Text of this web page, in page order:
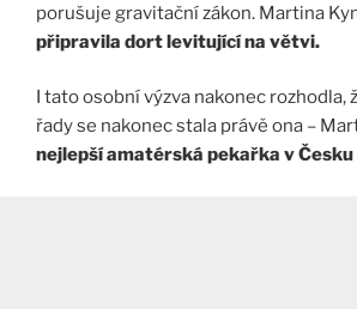
porušuje gravitační zákon. Martina
připravila dort levitující na větvi.
I tato osobní výzva nakonec rozhodla,
řady se nakonec stala právě ona –
nejlepší amatérská pekařka v